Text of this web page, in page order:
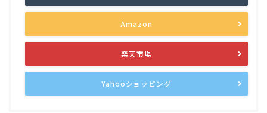
Amazon
楽天市場
Yahooショッピング